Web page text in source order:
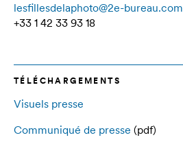
lesfillesdelaphoto@2e-bureau.com
+33 1 42 33 93 18
TÉLÉCHARGEMENTS
Visuels presse
Communiqué de presse (pdf)